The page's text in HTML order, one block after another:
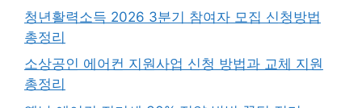
청년활력소득 2026 3분기 참여자 모집 신청방법
총정리
소상공인 에어컨 지원사업 신청 방법과 교체 지원
총정리